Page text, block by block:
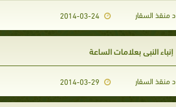
د منقذ السقار
إنباء النبي بعلامات الساعة
د منقذ السقار